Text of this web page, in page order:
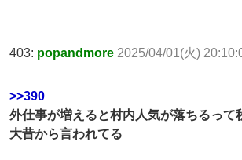
403: popandmore 2025/04/01(火)
>>390
外仕事が増えると村内人気が落ちるって
大昔から言われてる